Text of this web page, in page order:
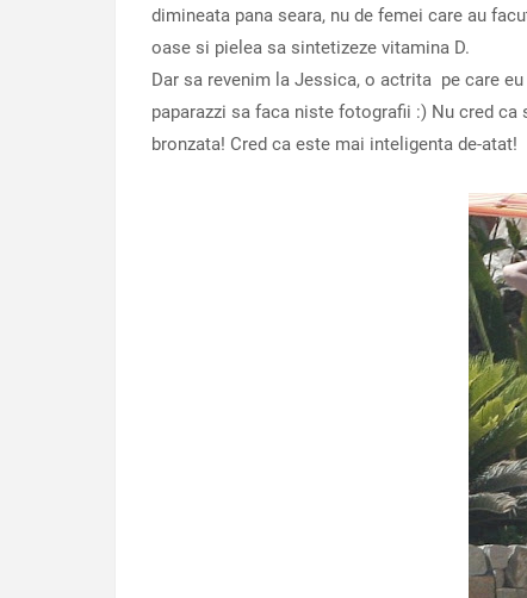
dimineata pana seara, nu de femei care au
oase si pielea sa sintetizeze vitamina D.
Dar sa revenim la Jessica, o actrita pe care
paparazzi sa faca niste fotografii :) Nu cred ca
bronzata! Cred ca este mai inteligenta de-atat!